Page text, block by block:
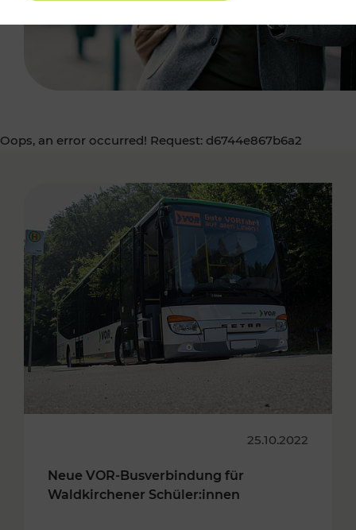
Oops, an error occurred! Request: d6744e867b6a2
25.10.2022
Neue VOR-Busverbindung für
Waldkirchener Schüler:innen